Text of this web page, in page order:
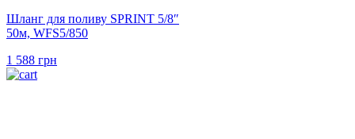
Шланг для поливу SPRINT 5/8″
50м, WFS5/850
1 588 грн